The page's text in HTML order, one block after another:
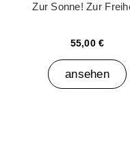
Zur Sonne! Zur
55,00 €
ansehen